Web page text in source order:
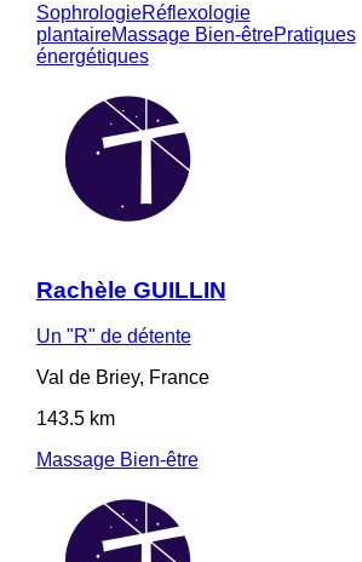
SophrologieRéflexologie
plantaireMassage Bien-êtrePratiques
énergétiques
Rachèle GUILLIN
Un "R" de détente
Val de Briey, France
143.5 km
Massage Bien-être